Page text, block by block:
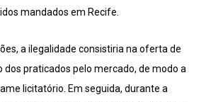
mandados em Recife.
a ilegalidade consistiria na oferta de
dos praticados pelo mercado, de modo a
licitatório. Em seguida, durante a